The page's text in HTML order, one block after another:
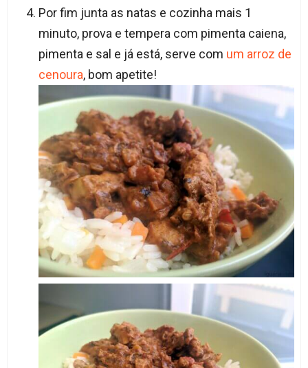
Por fim junta as natas e cozinha mais 1
minuto, prova e tempera com pimenta caiena,
pimenta e sal e já está, serve com um arroz de
cenoura, bom apetite!